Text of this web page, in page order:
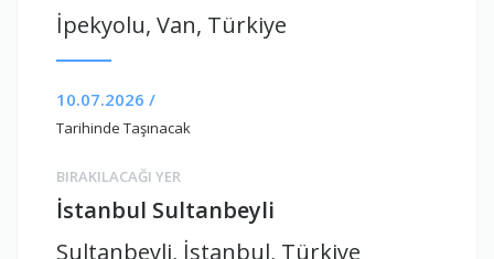
İpekyolu, Van, Türkiye
10.07.2026 /
Tarihinde Taşınacak
BIRAKILACAĞI YER
İstanbul Sultanbeyli
Sultanbeyli, İstanbul, Türkiye